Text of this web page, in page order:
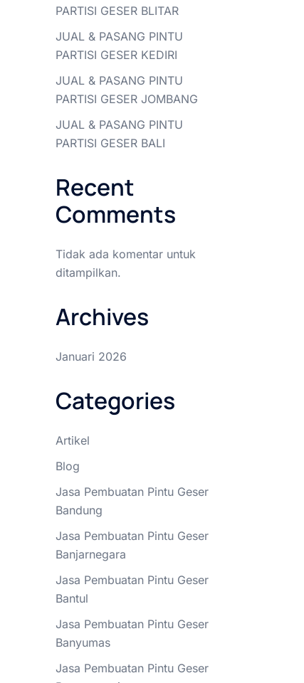
PARTISI GESER BLITAR
JUAL & PASANG PINTU
PARTISI GESER KEDIRI
JUAL & PASANG PINTU
PARTISI GESER JOMBANG
JUAL & PASANG PINTU
PARTISI GESER BALI
Recent
Comments
Tidak ada komentar untuk
ditampilkan.
Archives
Januari 2026
Categories
Artikel
Blog
Jasa Pembuatan Pintu Geser
Bandung
Jasa Pembuatan Pintu Geser
Banjarnegara
Jasa Pembuatan Pintu Geser
Bantul
Jasa Pembuatan Pintu Geser
Banyumas
Jasa Pembuatan Pintu Geser